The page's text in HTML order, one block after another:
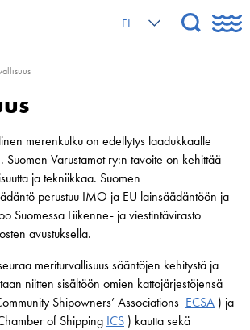
FI
merenkulku on edellytys laadukkaalle
Suomen Varustamot ry:n tavoite on kehittää
ja tekniikkaa. Suomen
perustuu IMO ja EU lainsäädäntöön ja
Suomessa Liikenne- ja viestintävirasto
avustuksella.
meriturvallisuus sääntöjen kehitystä ja
niitten sisältöön omien kattojärjestöjensä
Shipowners’ Associations ECSA ) ja
of Shipping ICS ) kautta sekä